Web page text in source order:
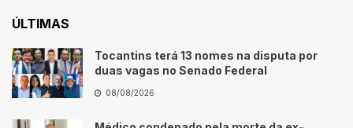
ÚLTIMAS
Tocantins terá 13 nomes na disputa por
duas vagas no Senado Federal
08/08/2026